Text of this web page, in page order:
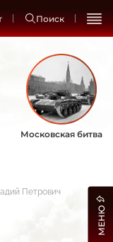
Поиск
Московская битва
Петрович
МЕНЮ